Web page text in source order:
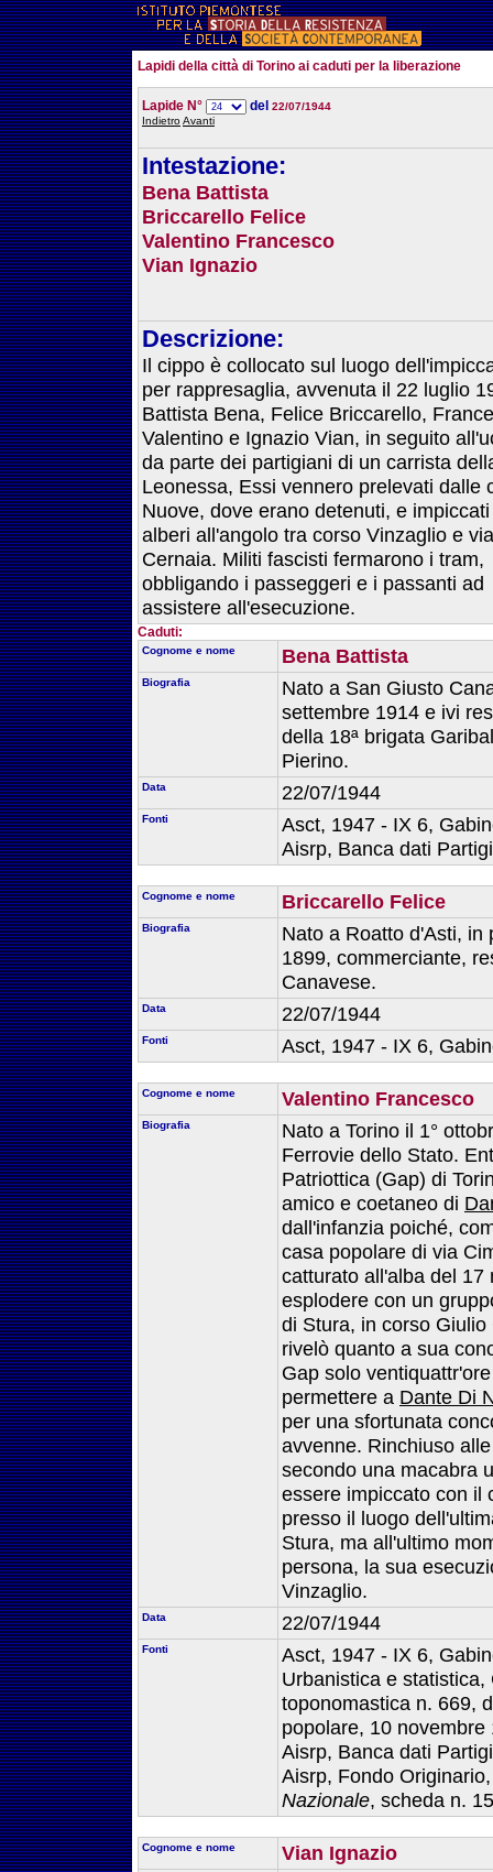
Lapidi della città di Torino ai caduti per la liberazione
Lapide N° del 22/07/1944
IndietroAvanti
Intestazione:
Bena Battista
Briccarello Felice
Valentino Francesco
Vian Ignazio
Descrizione:
Il cippo è collocato sul luogo
per rappresaglia, avvenuta il 22 luglio
Battista Bena, Felice Briccarello,
Valentino e Ignazio Vian, in seguito
da parte dei partigiani di un carrista
Leonessa, Essi vennero prelevati dalle
Nuove, dove erano detenuti, e
alberi all'angolo tra corso Vinzaglio e via
Cernaia. Militi fascisti fermarono i tram,
obbligando i passeggeri e i passanti ad
assistere all'esecuzione.
Caduti:
Cognome e nome Bena Battista
Biografia
Nato a San Giusto
settembre 1914 e ivi
della 18ª brigata
Pierino.
Data 22/07/1944
Fonti
Asct, 1947 - IX 6,
Aisrp, Banca dati
Cognome e nome Briccarello Felice
Biografia
Nato a Roatto d'Asti, in
1899, commerciante,
Canavese.
Data 22/07/1944
Fonti Asct, 1947 - IX 6,
Cognome e nome Valentino Francesco
Biografia
Nato a Torino il 1°
Ferrovie dello Stato.
Patriottica (Gap) di
amico e coetaneo di
dall'infanzia poiché,
casa popolare di via
catturato all'alba del
esplodere con un
di Stura, in corso
rivelò quanto a sua
Gap solo
permettere a Dante Di
per una sfortunata
avvenne. Rinchiuso
secondo una macabra
essere impiccato con il
presso il luogo
Stura, ma all'ultimo
persona, la sua
Vinzaglio.
Data 22/07/1944
Fonti
Asct, 1947 - IX 6,
Urbanistica e
toponomastica n. 669,
popolare, 10
Aisrp, Banca dati
Aisrp, Fondo
Nazionale, scheda n.
Cognome e nome Vian Ignazio